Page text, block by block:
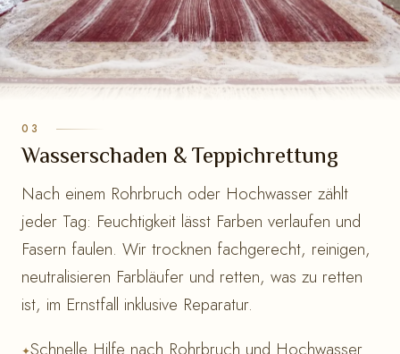
Wasserschaden & Teppichrettung
Nach einem Rohrbruch oder Hochwasser zählt
jeder Tag: Feuchtigkeit lässt Farben verlaufen und
Fasern faulen. Wir trocknen fachgerecht, reinigen,
neutralisieren Farbläufer und retten, was zu retten
ist, im Ernstfall inklusive Reparatur.